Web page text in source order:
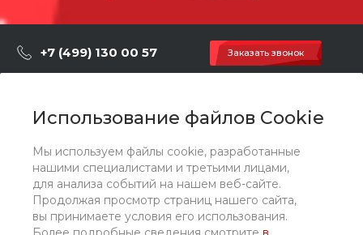
Использование файлов Cookie
Мы используем файлы cookie, разработанные
нашими специалистами и третьими лицами,
для анализа событий на нашем веб-сайте.
Продолжая просмотр страниц нашего сайта,
вы принимаете условия его использования.
+7 (499) 130 00 57 Заказать звонок
г. Москва, Марксистская 3 стр.2
О компании
Каталог